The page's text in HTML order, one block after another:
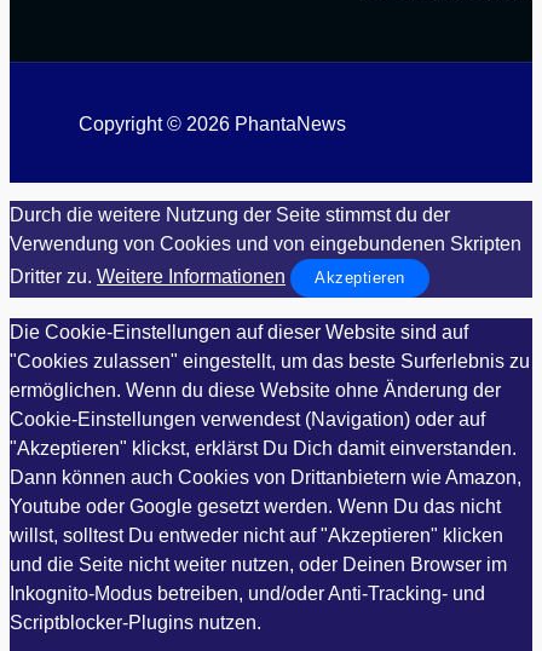
Copyright © 2026 PhantaNews
Durch die weitere Nutzung der Seite stimmst du der
Verwendung von Cookies und von eingebundenen Skripten
Dritter zu. Weitere Informationen Akzeptieren
Die Cookie-Einstellungen auf dieser Website sind auf
"Cookies zulassen" eingestellt, um das beste Surferlebnis zu
ermöglichen. Wenn du diese Website ohne Änderung der
Cookie-Einstellungen verwendest (Navigation) oder auf
"Akzeptieren" klickst, erklärst Du Dich damit einverstanden.
Dann können auch Cookies von Drittanbietern wie Amazon,
Youtube oder Google gesetzt werden. Wenn Du das nicht
willst, solltest Du entweder nicht auf "Akzeptieren" klicken
und die Seite nicht weiter nutzen, oder Deinen Browser im
Inkognito-Modus betreiben, und/oder Anti-Tracking- und
Scriptblocker-Plugins nutzen.